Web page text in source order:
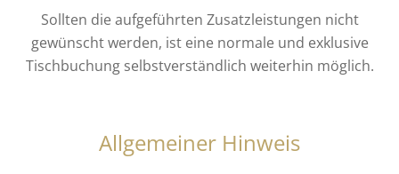
Sollten die aufgeführten Zusatzleistungen nicht
gewünscht werden, ist eine normale und exklusive
Tischbuchung selbstverständlich weiterhin möglich.
Allgemeiner Hinweis